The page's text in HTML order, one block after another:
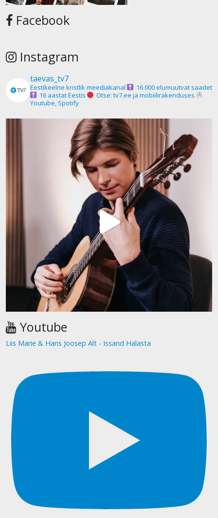
Facebook
Instagram
taevas_tv7
Eestikeelne kristlik meediakanal
16 000 elumuutvat saadet
16 aastat Eestis
Otse: tv7.ee ja mobiilirakenduses
Youtube, Spotify
Youtube
Liis Marie & Hans Joosep Alt - Issand Halasta